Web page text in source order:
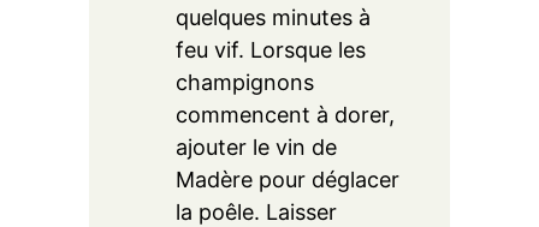
quelques minutes à
feu vif. Lorsque les
champignons
commencent à dorer,
ajouter le vin de
Madère pour déglacer
la poêle. Laisser